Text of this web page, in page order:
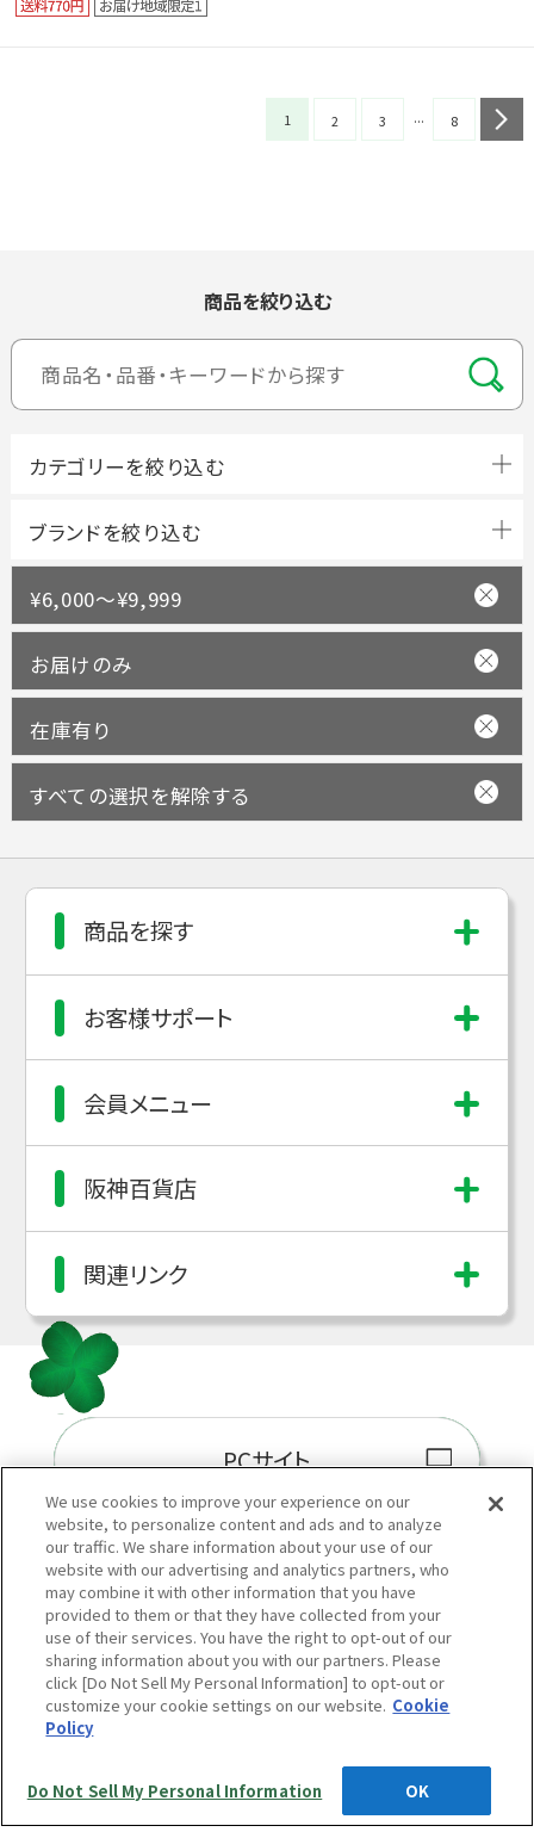
1 2 3 ... 8
商品を絞り込む
ブランドを絞り込む
¥6,000～¥9,999
お届けのみ
在庫有り
すべての選択を解除する
商品を探す
お客様サポート
会員メニュー
阪神百貨店
関連リンク
PCサイト
阪神百貨店E-
当サイトの表示価格は個別に税込・税抜等の記載がない場合は「税込価格」です。
Copyright © HANKYU HANSHIN DEPARTMENT STORES, INC.
All Rights Reserved.
We use cookies to improve your experience on our
website, to personalize content and ads and to analyze
our traffic. We share information about your use of our
website with our advertising and analytics partners, who
may combine it with other information that you have
provided to them or that they have collected from your
use of their services. You have the right to opt-out of our
sharing information about you with our partners. Please
click [Do Not Sell My Personal Information] to opt-out or
customize your cookie settings on our website. Cookie
Policy
Do Not Sell My Personal Information OK